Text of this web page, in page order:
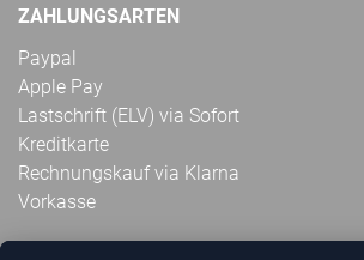
ZAHLUNGSARTEN
Paypal
Apple Pay
Lastschrift (ELV) via Sofort
Kreditkarte
Rechnungskauf via Klarna
Vorkasse